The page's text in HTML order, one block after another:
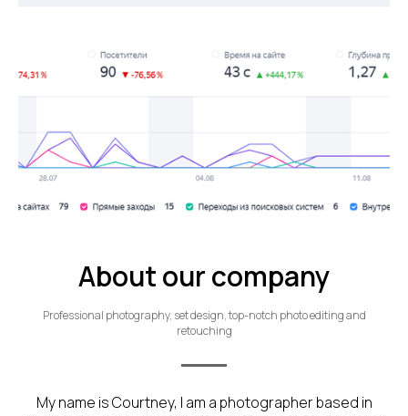
About our company
Professional photography, set design, top-notch photo editing and
retouching
My name is Courtney, I am a photographer based in